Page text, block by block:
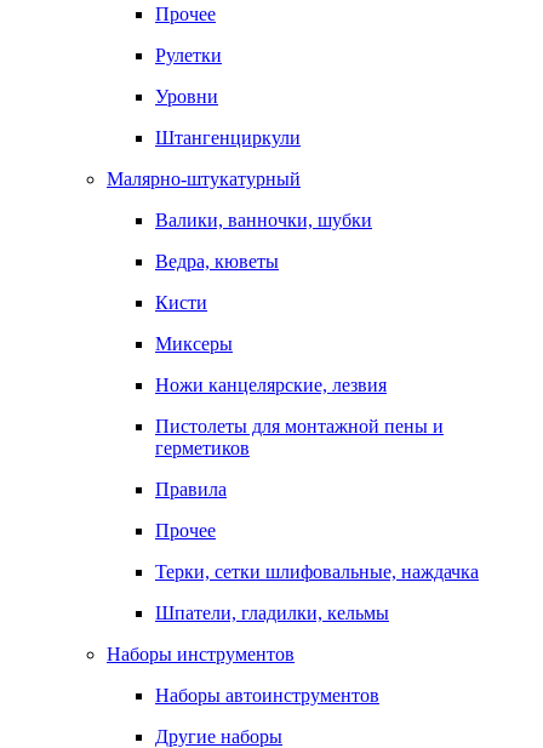
Прочее
Рулетки
Уровни
Штангенциркули
Малярно-штукатурный
Валики, ванночки, шубки
Ведра, кюветы
Кисти
Миксеры
Ножи канцелярские, лезвия
Пистолеты для монтажной пены и
герметиков
Правила
Прочее
Терки, сетки шлифовальные, наждачка
Шпатели, гладилки, кельмы
Наборы инструментов
Наборы автоинструментов
Другие наборы